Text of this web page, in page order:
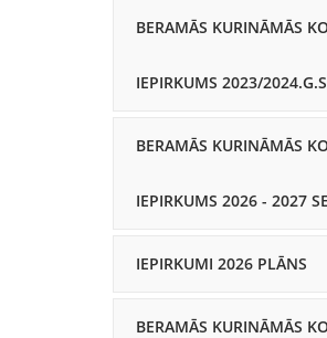
BERAMĀS KURINĀMĀS
IEPIRKUMS 2023/
BERAMĀS KURINĀMĀS
IEPIRKUMS 2026 - 2027
IEPIRKUMI 2026 PLĀNS
BERAMĀS KURINĀMĀS